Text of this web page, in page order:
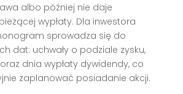
albo później nie daje
wypłaty. Dla inwestora
sprowadza się do
dat: uchwały o podziale zysku,
dnia wypłaty dywidendy, co
zaplanować posiadanie akcji.